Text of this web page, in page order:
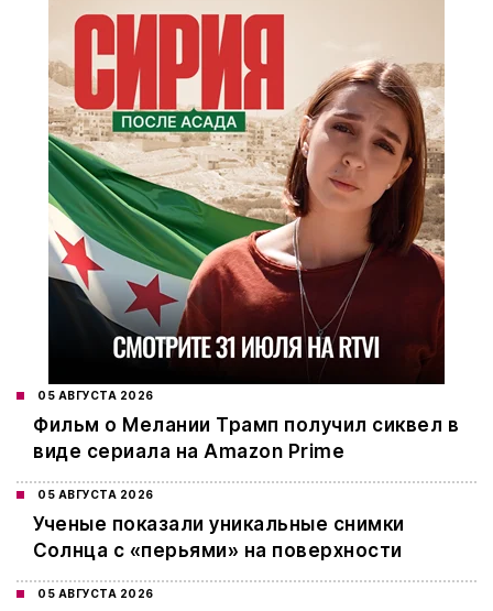
05 АВГУСТА 2026
Фильм о Мелании Трамп получил сиквел в
виде сериала на Amazon Prime
05 АВГУСТА 2026
Ученые показали уникальные снимки
Солнца с «перьями» на поверхности
05 АВГУСТА 2026